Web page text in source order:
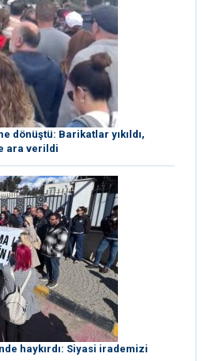
dönüştü: Barikatlar yıkıldı,
ara verildi
haykırdı: Siyasi irademizi